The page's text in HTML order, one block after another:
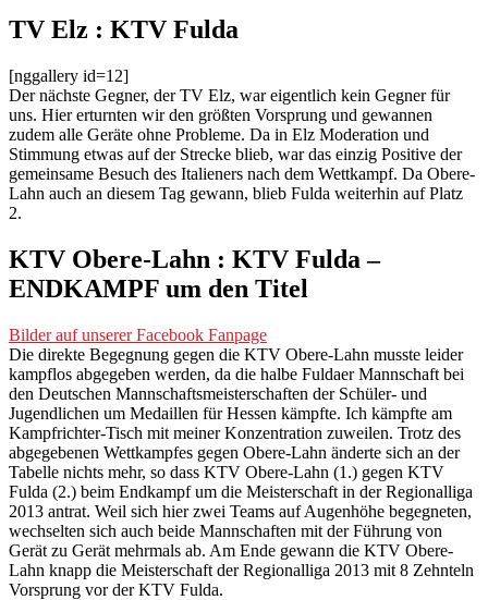
TV Elz : KTV Fulda
[nggallery id=12]
Der nächste Gegner, der TV Elz, war eigentlich kein Gegner für
uns. Hier erturnten wir den größten Vorsprung und gewannen
zudem alle Geräte ohne Probleme. Da in Elz Moderation und
Stimmung etwas auf der Strecke blieb, war das einzig Positive der
gemeinsame Besuch des Italieners nach dem Wettkampf. Da Obere-
Lahn auch an diesem Tag gewann, blieb Fulda weiterhin auf Platz
2.
KTV Obere-Lahn : KTV Fulda –
ENDKAMPF um den Titel
Bilder auf unserer Facebook Fanpage
Die direkte Begegnung gegen die KTV Obere-Lahn musste leider
kampflos abgegeben werden, da die halbe Fuldaer Mannschaft bei
den Deutschen Mannschaftsmeisterschaften der Schüler- und
Jugendlichen um Medaillen für Hessen kämpfte. Ich kämpfte am
Kampfrichter-Tisch mit meiner Konzentration zuweilen. Trotz des
abgegebenen Wettkampfes gegen Obere-Lahn änderte sich an der
Tabelle nichts mehr, so dass KTV Obere-Lahn (1.) gegen KTV
Fulda (2.) beim Endkampf um die Meisterschaft in der Regionalliga
2013 antrat. Weil sich hier zwei Teams auf Augenhöhe begegneten,
wechselten sich auch beide Mannschaften mit der Führung von
Gerät zu Gerät mehrmals ab. Am Ende gewann die KTV Obere-
Lahn knapp die Meisterschaft der Regionalliga 2013 mit 8 Zehnteln
Vorsprung vor der KTV Fulda.